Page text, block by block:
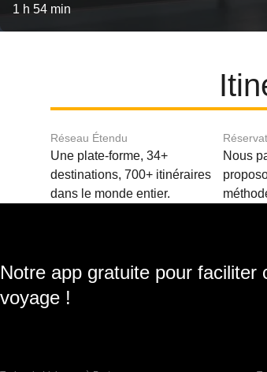
1 h 54 min
Réseau Étendu
Une plate-forme, 34+
destinations, 700+ itinéraires
dans le monde entier.
Nous
Notre app gratuite pour faciliter
voyage !